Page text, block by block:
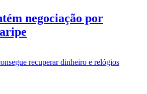
negociação por